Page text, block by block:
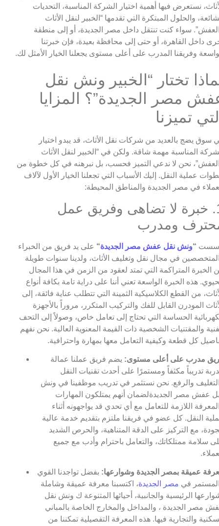
نستعرض فيها أهمية اختيار الشركة المناسبة، التحديات
والحلول المبتكرة التي تقدمها “الخبير لنقل الأثاث
سواء كنت تنتقل داخل مصر الجديدة، أو إلى منطقة
داخل القاهرة، أو حتى إلى محافظة بعيدة، فإن خبرتنا
وفريقنا المدرب على أعلى مستوى يجعلنا الخيار الأمثل لك.
تختار “الخبير ونش نقل
مصر الجديدة”؟ المزايا
تميزنا
سوق يضج بالعديد من شركات نقل الأثاث، قد يبدو اختيار
المناسبة مهمة شاقة. ولكن في “الخبير لنقل الأثاث
نحن لا ندعي التميز فحسب، بل نبرهنه في كل خطوة من
عملية النقل. إليك الأسباب التي تجعلنا الخيار الأول لآلاف
في مصر الجديدة والمناطق المحيطة:
1. خبرة لا تضاهى وفريق عمل
ومدرب
“ونش نقل عفش مصر الجديدة“ على يد فريق من الخبراء
في مجال نقل وتغليف الأثاث، ولدينا سنوات طويلة
الخبرة المتراكمة التي تمتد لعقود من الزمن في هذا المجال
هذه الخبرة الواسعة تعني أننا على دراية تامة بكافة أنواع
من القطع الكلاسيكية الثمينة التي تتطلب عناية فائقة، إلى
المودرن القابل للفك والتركيب المتكرر، مروراً بالأجهزة
الحساسة التي تحتاج إلى تعامل خاص، وصولاً إلى التحف
والمقتنيات الشخصية ذات القيمة المعنوية العالية. نحن نفهم
كل قطعة وكيفية التعامل معها بمهارة واحترافية.
مدرب على أعلى مستوى: يضم فريق عملنا عمالة
تدريباً مكثفاً ومستمرًا على أحدث تقنيات النقل
والرفع. نحن نستثمر في تدريب موظفينا في ونش
عفش مصر الجديدةلضمان أنهم يمتلكون المهارات
اللازمة للتعامل مع أي تحدي قد يواجهونه أثناء
النقل. كل عضو في فريقنا ملتزم بتقديم خدمة عالية
مع التركيز على الدقة المتناهية، والحرص الشديد
سلامة ممتلكاتك، والتعامل باحترام وأدب مع جميع
عميقة بمصر الجديدة وشوارعها: بفضل تواجدنا القوي
في مصر الجديدة، اكتسبنا معرفة عميقة وشاملة
الرئيسية والجانبية، أحيائها المتنوعة ك ونش نقل
مصر الجديدة ، والمداخل والمخارج الخاصة بالمباني
والتجارية فيها. هذه المعرفة التفصيلية تمكننا من